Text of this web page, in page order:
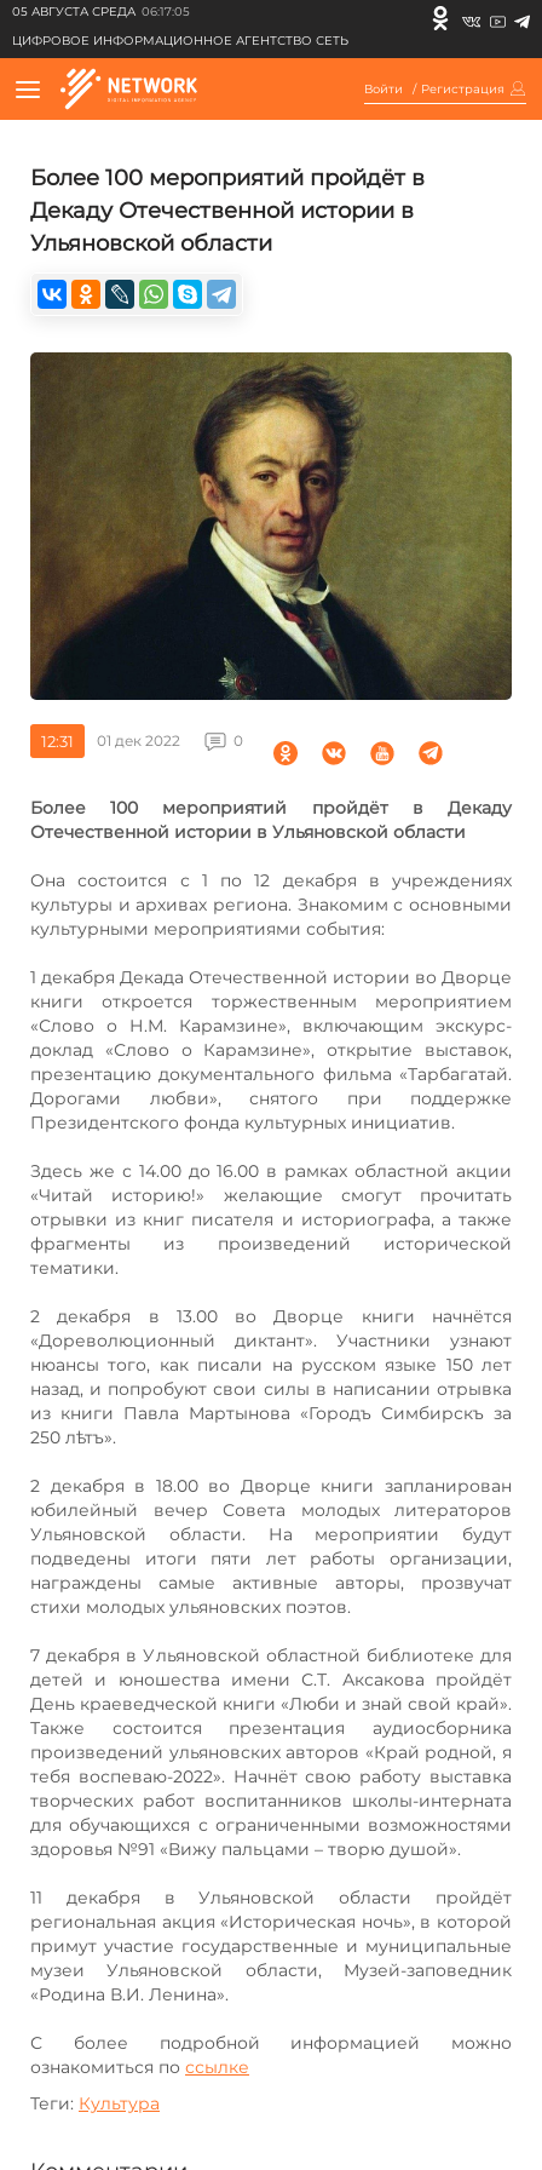
05 АВГУСТА СРЕДА 06:17:05
ЦИФРОВОЕ ИНФОРМАЦИОННОЕ АГЕНТСТВО СЕТЬ
Войти / Регистрация
Более 100 мероприятий пройдёт в
Декаду Отечественной истории в
Ульяновской области
12:31 01 дек 2022 0
Более 100 мероприятий пройдёт в Декаду
Отечественной истории в Ульяновской области
Она состоится с 1 по 12 декабря в учреждениях
культуры и архивах региона. Знакомим с основными
культурными мероприятиями события:
1 декабря Декада Отечественной истории во Дворце
книги откроется торжественным мероприятием
«Слово о Н.М. Карамзине», включающим экскурс-
доклад «Слово о Карамзине», открытие выставок,
презентацию документального фильма «Тарбагатай.
Дорогами любви», снятого при поддержке
Президентского фонда культурных инициатив.
Здесь же с 14.00 до 16.00 в рамках областной акции
«Читай историю!» желающие смогут прочитать
отрывки из книг писателя и историографа, а также
фрагменты из произведений исторической
тематики.
2 декабря в 13.00 во Дворце книги начнётся
«Дореволюционный диктант». Участники узнают
нюансы того, как писали на русском языке 150 лет
назад, и попробуют свои силы в написании отрывка
из книги Павла Мартынова «Городъ Симбирскъ за
250 лѣтъ».
2 декабря в 18.00 во Дворце книги запланирован
юбилейный вечер Совета молодых литераторов
Ульяновской области. На мероприятии будут
подведены итоги пяти лет работы организации,
награждены самые активные авторы, прозвучат
стихи молодых ульяновских поэтов.
7 декабря в Ульяновской областной библиотеке для
детей и юношества имени С.Т. Аксакова пройдёт
День краеведческой книги «Люби и знай свой край».
Также состоится презентация аудиосборника
произведений ульяновских авторов «Край родной, я
тебя воспеваю-2022». Начнёт свою работу выставка
творческих работ воспитанников школы-интерната
для обучающихся с ограниченными возможностями
здоровья №91 «Вижу пальцами – творю душой».
11 декабря в Ульяновской области пройдёт
региональная акция «Историческая ночь», в которой
примут участие государственные и муниципальные
музеи Ульяновской области, Музей-заповедник
«Родина В.И. Ленина».
С более подробной информацией можно
ознакомиться по ссылке
Теги: Культура